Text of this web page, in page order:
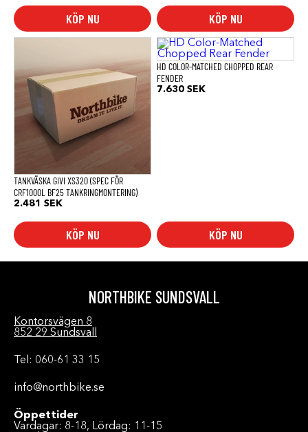
KÖP NU KÖP NU
De
olika
alternativen
kan
väljas
på
produktsidan
TANKVÄSKA GIVI XS320 (SPEC FÖR
CRF1000L BF25 TANKRINGMONTERING)
2.481 SEK
KÖP NU
HD COLOR-MATCHED CHOPPED REAR
FENDER
7.630 SEK
KÖP NU
NORTHBIKE SUNDSVALL
Kontorsvägen 8
852 29 Sundsvall
Tel: 060-61 33 15
info@northbike.se
Öppettider
Vardagar: 8-18, Lördag: 11-15